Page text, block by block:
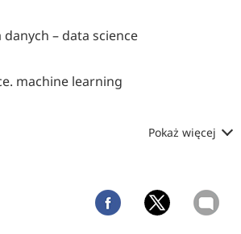
– data science
machine learning
Pokaż więcej